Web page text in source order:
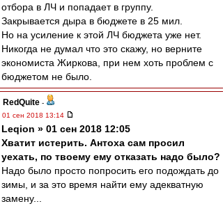
отбора в ЛЧ и попадает в группу.
Закрывается дыра в бюджете в 25 мил.
Но на усиление к этой ЛЧ бюджета уже нет.
Никогда не думал что это скажу, но верните
экономиста Жиркова, при нем хоть проблем с
бюджетом не было.
RedQuite -
01 сен 2018 13:14
Leqion » 01 сен 2018 12:05
Хватит истерить. Антоха сам просил
уехать, по твоему ему отказать надо было?
Надо было просто попросить его подождать до
зимы, и за это время найти ему адекватную
замену...